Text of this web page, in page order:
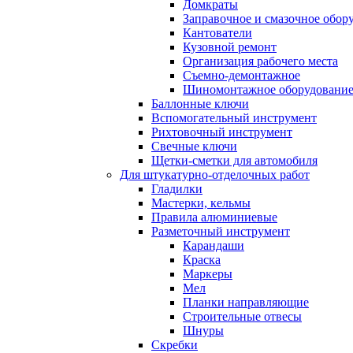
Домкраты
Заправочное и смазочное
Кантователи
Кузовной ремонт
Организация рабочего места
Съемно-демонтажное
Шиномонтажное оборудование
Баллонные ключи
Вспомогательный инструмент
Рихтовочный инструмент
Свечные ключи
Щетки-сметки для автомобиля
Для штукатурно-отделочных работ
Гладилки
Мастерки, кельмы
Правила алюминиевые
Разметочный инструмент
Карандаши
Краска
Маркеры
Мел
Планки направляющие
Строительные отвесы
Шнуры
Скребки